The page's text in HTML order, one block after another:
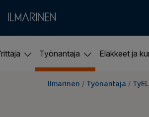
Työnantaja Eläkkeet ja
Ilmarinen / Työnantaja /